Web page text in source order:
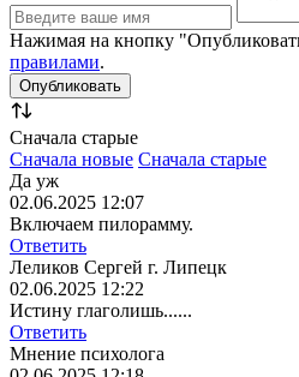
Нажимая на кнопку
правилами.
Сначала старые
Сначала новые Сначала старые
Да уж
02.06.2025 12:07
Включаем пилорамму.
Ответить
Леликов Сергей г. Липецк
02.06.2025 12:22
Истину глаголишь......
Ответить
Мнение психолога